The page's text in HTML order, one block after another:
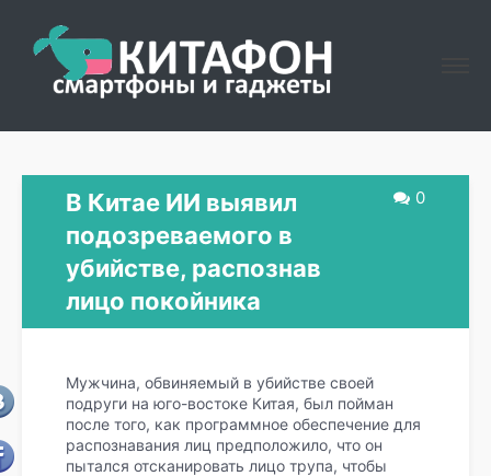
0
В Китае ИИ выявил
подозреваемого в
убийстве, распознав
лицо покойника
Мужчина, обвиняемый в убийстве своей
подруги на юго-востоке Китая, был пойман
после того, как программное обеспечение для
распознавания лиц предположило, что он
пытался отсканировать лицо трупа, чтобы